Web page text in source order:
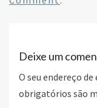
Deixe um
O seu endereço
obrigatórios são